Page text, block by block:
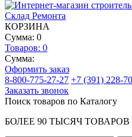
КОРЗИНА
Сумма: 0
Товаров: 0
Сумма:
Оформить заказ
8-800-775-27-27 +7 (391) 228-
Заказать звонок
Поиск товаров по Каталогу
БОЛЕЕ 90 ТЫСЯЧ